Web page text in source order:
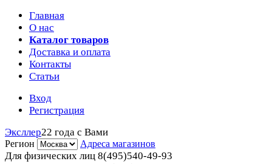
Главная
О нас
Каталог товаров
Доставка и оплата
Контакты
Статьи
Вход
Регистрация
Эксллер22 года с Вами
Регион Адреса магазинов
Для физических лиц 8(495)540-49-93